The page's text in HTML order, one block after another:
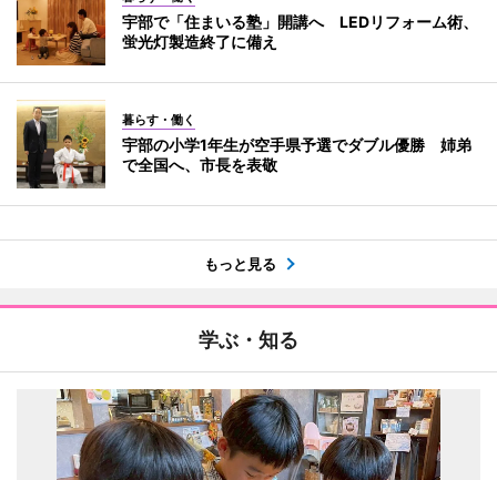
宇部で「住まいる塾」開講へ LEDリフォーム術、
蛍光灯製造終了に備え
暮らす・働く
宇部の小学1年生が空手県予選でダブル優勝 姉弟
で全国へ、市長を表敬
もっと見る
学ぶ・知る